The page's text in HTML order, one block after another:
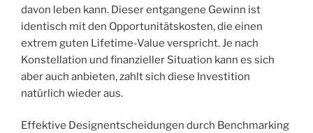
davon leben kann. Dieser entgangene Gewinn ist
identisch mit den Opportunitätskosten, die einen
extrem guten Lifetime-Value verspricht. Je nach
Konstellation und finanzieller Situation kann es sich
aber auch anbieten, zahlt sich diese Investition
natürlich wieder aus.
Effektive Designentscheidungen durch Benchmarking